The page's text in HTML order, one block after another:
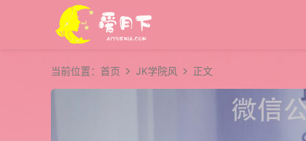
当前位置： 首页 JK学院风 正文